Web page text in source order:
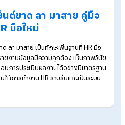
ต์มาสายแบบคิดเป็นครั้ง
นวนวันทำงานทั้งหมด) × 100 = % การม
วันทำงาน 22 วัน พนักงาน C มาสาย 4 ค
18.18% ของวันทำงานทั้งหมด